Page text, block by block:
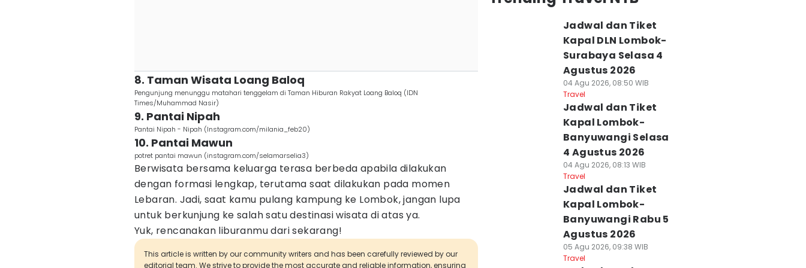
8. Taman Wisata Loang Baloq
Pengunjung menunggu matahari tenggelam di Taman Hiburan Rakyat Loang Baloq (IDN
Times/Muhammad Nasir)
9. Pantai Nipah
Pantai Nipah - Nipah (Instagram.com/milania_feb20)
10. Pantai Mawun
potret pantai mawun (instagram.com/selamarselia3)
Berwisata bersama keluarga terasa berbeda apabila dilakukan
dengan formasi lengkap, terutama saat dilakukan pada momen
Lebaran. Jadi, saat kamu pulang kampung ke Lombok, jangan lupa
untuk berkunjung ke salah satu destinasi wisata di atas ya.
Yuk, rencanakan liburanmu dari sekarang!
This article is written by our community writers and has been carefully reviewed by our
editorial team. We strive to provide the most accurate and reliable information, ensuring
Jadwal dan Tiket
Kapal DLN Lombok-
Surabaya Selasa 4
Agustus 2026
04 Agu 2026, 08:50 WIB
Travel
Jadwal dan Tiket
Kapal Lombok-
Banyuwangi Selasa
4 Agustus 2026
04 Agu 2026, 08:13 WIB
Travel
Jadwal dan Tiket
Kapal Lombok-
Banyuwangi Rabu 5
Agustus 2026
05 Agu 2026, 09:38 WIB
Travel